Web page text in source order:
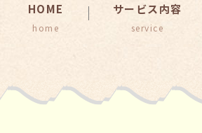
HOME サービス内容